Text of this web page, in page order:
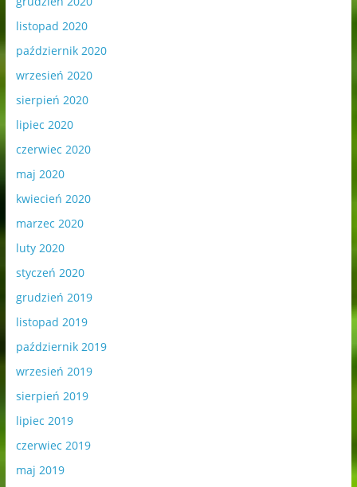
listopad 2020
październik 2020
wrzesień 2020
sierpień 2020
lipiec 2020
czerwiec 2020
maj 2020
kwiecień 2020
marzec 2020
luty 2020
styczeń 2020
grudzień 2019
listopad 2019
październik 2019
wrzesień 2019
sierpień 2019
lipiec 2019
czerwiec 2019
maj 2019